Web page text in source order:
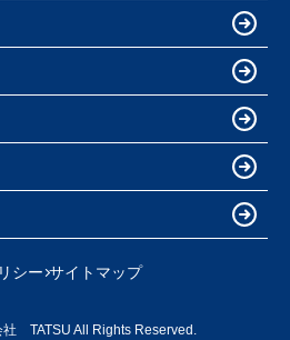
シー サイトマップ
社 TATSU All Rights Reserved.